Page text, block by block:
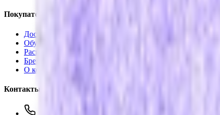
Покупателям
Доставка и оплата
Обучение
Распродажа
Бренды
О компании
Контакты